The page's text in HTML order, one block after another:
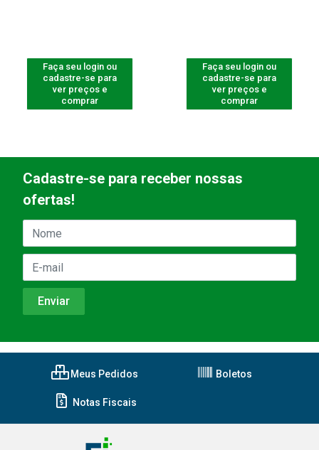
Faça seu login ou
cadastre-se para
ver preços e
comprar
Faça seu login ou
cadastre-se para
ver preços e
comprar
Cadastre-se para receber nossas
ofertas!
Meus Pedidos Boletos
Notas Fiscais